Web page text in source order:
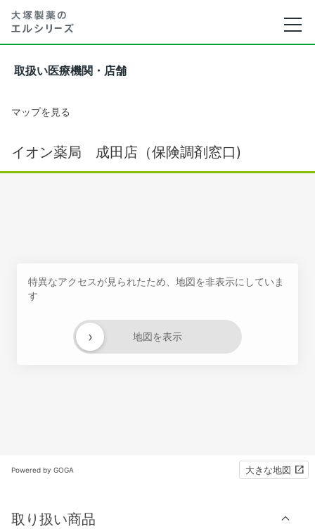
取扱い医療機関・店舗
マップを見る
イオン薬局 成田店（保険調剤窓口)
特異なアクセスが見られたため、地図を非表示にしていま
す
地図を表示
›
Powered by GOGA 大きな地図
取り扱い商品